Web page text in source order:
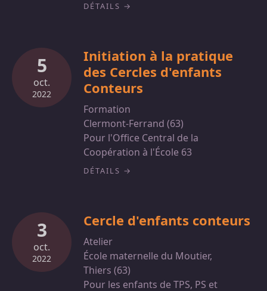
DÉTAILS
5
oct.
2022
Initiation à la pratique
des Cercles d'enfants
Conteurs
Formation
Clermont-Ferrand (63)
Pour l'Office Central de la
Coopération à l'École 63
DÉTAILS
3
oct.
2022
Cercle d'enfants conteurs
Atelier
École maternelle du Moutier,
Thiers (63)
Pour les enfants de TPS, PS et